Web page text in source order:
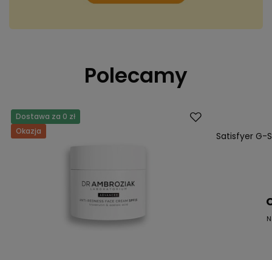
Polecamy
Okazja
Dostawa za 0 zł
Satisfyer G-